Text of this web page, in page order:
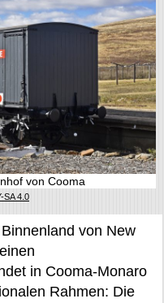
von Cooma
SA 4.0
von New
in Cooma-Monaro
Rahmen: Die